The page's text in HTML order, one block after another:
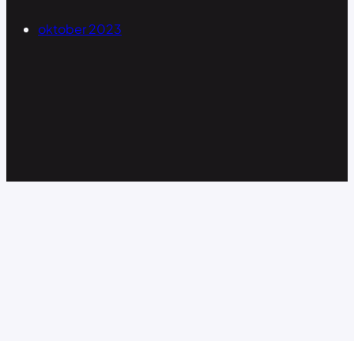
oktober 2023